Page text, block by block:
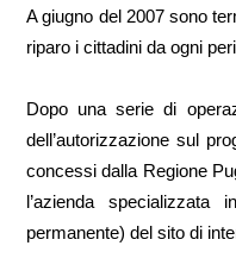
A giugno del 2007 sono
riparo i cittadini da ogni
Dopo una serie di
dell’autorizzazione sul
concessi dalla Regione
l’azienda
permanente) del sito di